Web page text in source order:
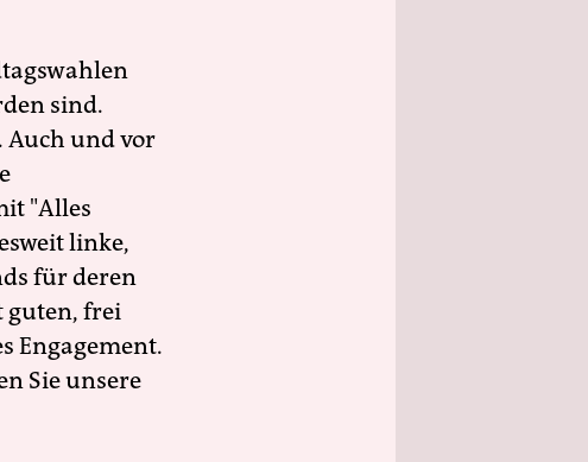
sind.
Auch und vor
"Alles
linke,
für deren
guten, frei
Engagement.
Sie unsere